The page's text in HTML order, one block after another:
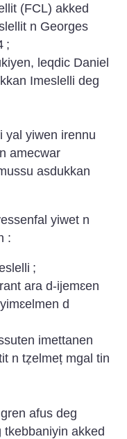
(FCL) akked
n Georges
;
leqdic Daniel
Imeslelli deg
yal yiwen irennu
amecwar
asdukkan
yiwet n
:
;
ara d-ijemɛen
d
imettanen
n tẓelmeṭ mgal tin
afus deg
tkebbaniyin akked